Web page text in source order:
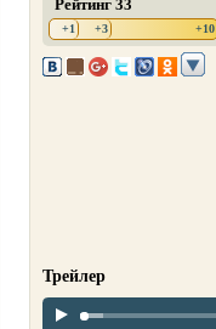
Рейтинг 33
+1 +3 +10
Трейлер